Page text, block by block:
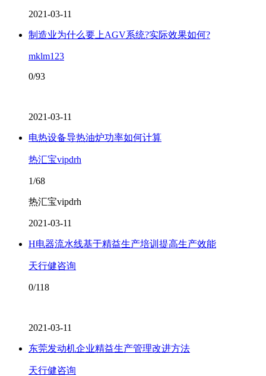
2021-03-11
制造业为什么要上AGV系统?实际效果如何?
mklm123
0/93
2021-03-11
电热设备导热油炉功率如何计算
热汇宝vipdrh
1/68
热汇宝vipdrh
2021-03-11
H电器流水线基于精益生产培训提高生产效能
天行健咨询
0/118
2021-03-11
东莞发动机企业精益生产管理改进方法
天行健咨询